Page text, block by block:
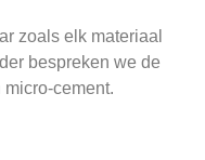
zoals elk materiaal
bespreken we de
cement.